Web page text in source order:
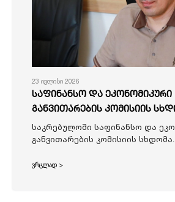
23 ივლისი 2026
საფინანსო და ეკონომიკური
განვითარების კომისიის
საკრებულოში საფინანსო და
განვითარების კომისიის
ვრცლად >